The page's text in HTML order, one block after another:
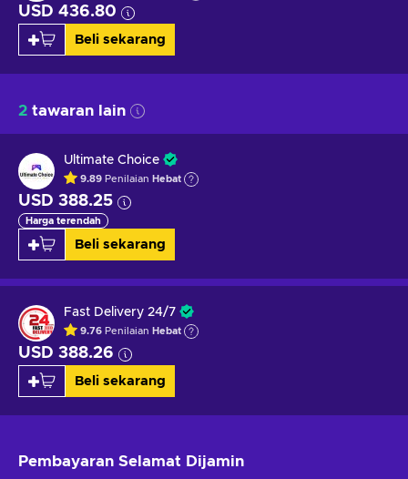
USD 436.80
Beli sekarang
2 tawaran lain
Ultimate Choice
9.89 Penilaian Hebat
USD 388.25
Harga terendah
Beli sekarang
Fast Delivery 24/7
9.76 Penilaian Hebat
USD 388.26
Beli sekarang
Pembayaran Selamat Dijamin